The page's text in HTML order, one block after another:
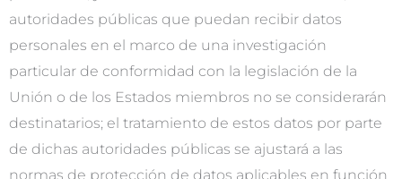
autoridades públicas que puedan recibir datos
personales en el marco de una investigación
particular de conformidad con la legislación de la
Unión o de los Estados miembros no se considerarán
destinatarios; el tratamiento de estos datos por parte
de dichas autoridades públicas se ajustará a las
normas de protección de datos aplicables en función